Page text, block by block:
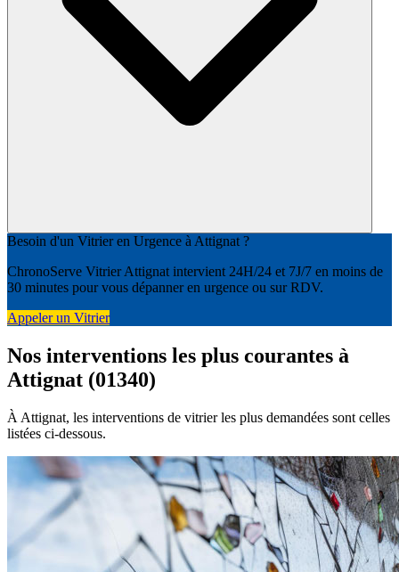
Besoin d'un Vitrier en Urgence à Attignat ?
ChronoServe Vitrier Attignat intervient 24H/24 et 7J/7 en moins de
30 minutes pour vous dépanner en urgence ou sur RDV.
Appeler un Vitrier
Nos interventions les plus courantes à
Attignat (01340)
À Attignat, les interventions de vitrier les plus demandées sont celles
listées ci-dessous.